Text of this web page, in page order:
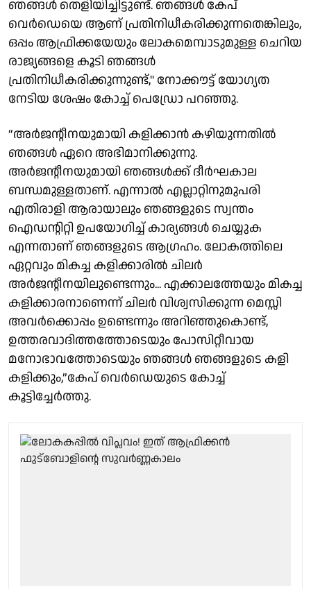
ഞങ്ങൾ തെളിയിച്ചിട്ടുണ്ട്. ഞങ്ങൾ കേപ്
വെർഡെയെ ആണ് പ്രതിനിധീകരിക്കുന്നതെങ്കിലും,
ഒപ്പം ആഫ്രിക്കയേയും ലോകമെമ്പാടുമുള്ള ചെറിയ
രാജ്യങ്ങളെ കൂടി ഞങ്ങൾ
പ്രതിനിധീകരിക്കുന്നുണ്ട്," നോക്കൗട്ട് യോഗ്യത
നേടിയ ശേഷം കോച്ച് പെഡ്രോ പറഞ്ഞു.
“അർജൻ്റീനയുമായി കളിക്കാൻ കഴിയുന്നതിൽ
ഞങ്ങൾ ഏറെ അഭിമാനിക്കുന്നു.
അർജൻ്റീനയുമായി ഞങ്ങൾക്ക് ദീർഘകാല
ബന്ധമുള്ളതാണ്. എന്നാൽ എല്ലാറ്റിനുമുപരി
എതിരാളി ആരായാലും ഞങ്ങളുടെ സ്വന്തം
ഐഡൻ്റിറ്റി ഉപയോഗിച്ച് കാര്യങ്ങൾ ചെയ്യുക
എന്നതാണ് ഞങ്ങളുടെ ആഗ്രഹം. ലോകത്തിലെ
ഏറ്റവും മികച്ച കളിക്കാരിൽ ചിലർ
അർജൻ്റീനയിലുണ്ടെന്നും... എക്കാലത്തേയും മികച്ച
കളിക്കാരനാണെന്ന് ചിലർ വിശ്വസിക്കുന്ന മെസ്സി
അവർക്കൊപ്പം ഉണ്ടെന്നും അറിഞ്ഞുകൊണ്ട്,
ഉത്തരവാദിത്തത്തോടെയും പോസിറ്റീവായ
മനോഭാവത്തോടെയും ഞങ്ങൾ ഞങ്ങളുടെ കളി
കളിക്കും,”കേപ് വെർഡെയുടെ കോച്ച്
കൂട്ടിച്ചേർത്തു.